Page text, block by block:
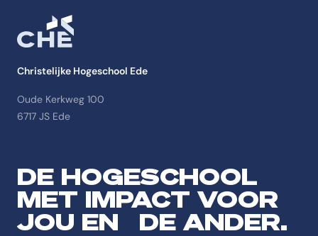
Christelijke Hogeschool Ede
Oude Kerkweg 100
6717 JS Ede
DE HOGESCHOOL
MET IMPACT VOOR
JOU EN DE ANDER.